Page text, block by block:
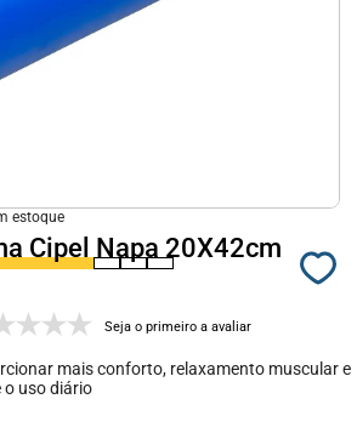
estoque
Cipel Napa 20X42cm
Seja o primeiro a avaliar
mais conforto, relaxamento muscular e
uso diário